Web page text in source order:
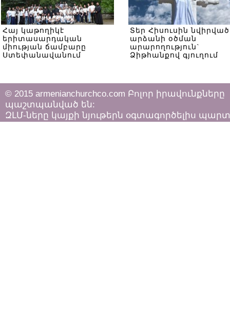
Հայ կաթողիկէ
երիտասարդական
միության ճամբարը
Ստեփանավանում
Տեր Հիսուսին նվիրված
արձանի օծման
արարողություն`
Ձիթհանքով գյուղում
© 2015 armenianchurchco.com Բոլոր իրավունքները
պաշտպանված են:
ԶԼՄ-ները կայքի նյութերն օգտագործելիս